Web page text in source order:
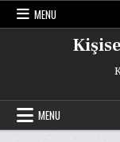
Skip
MENU
MENU